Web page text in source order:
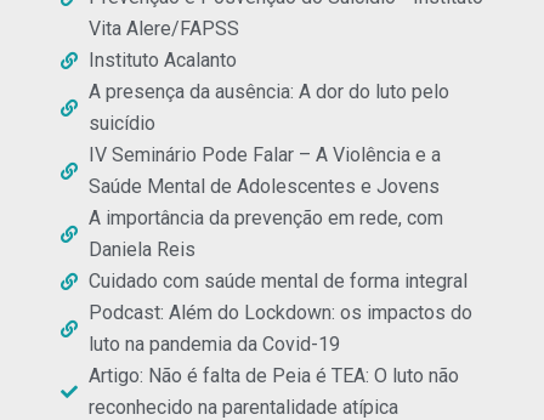
Vita Alere/FAPSS
Instituto Acalanto
A presença da ausência: A dor do luto pelo
suicídio
IV Seminário Pode Falar – A Violência e a
Saúde Mental de Adolescentes e Jovens
A importância da prevenção em rede, com
Daniela Reis
Cuidado com saúde mental de forma integral
Podcast: Além do Lockdown: os impactos do
luto na pandemia da Covid-19
Artigo: Não é falta de Peia é TEA: O luto não
reconhecido na parentalidade atípica